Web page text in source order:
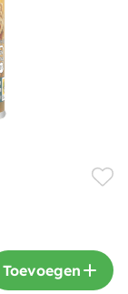
Toevoegen